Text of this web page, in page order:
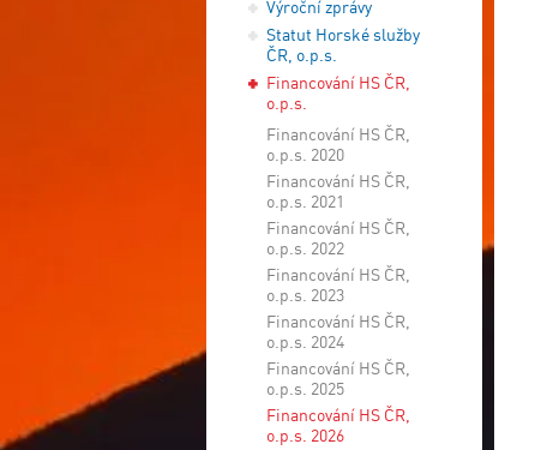
Výroční zprávy
Statut Horské služby
ČR, o.p.s.
Financování HS ČR,
o.p.s.
Financování HS ČR,
o.p.s. 2020
Financování HS ČR,
o.p.s. 2021
Financování HS ČR,
o.p.s. 2022
Financování HS ČR,
o.p.s. 2023
Financování HS ČR,
o.p.s. 2024
Financování HS ČR,
o.p.s. 2025
Financování HS ČR,
o.p.s. 2026